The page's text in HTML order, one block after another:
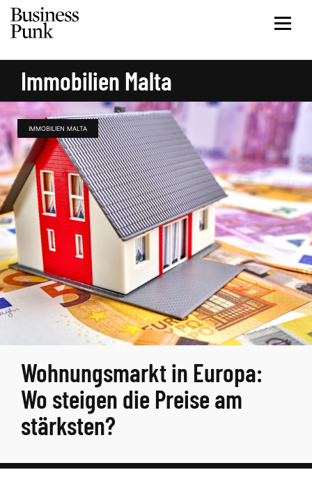
Immobilien Malta
IMMOBILIEN MALTA
Wohnungsmarkt in Europa:
Wo steigen die Preise am
stärksten?